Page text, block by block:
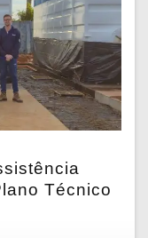
Técnico